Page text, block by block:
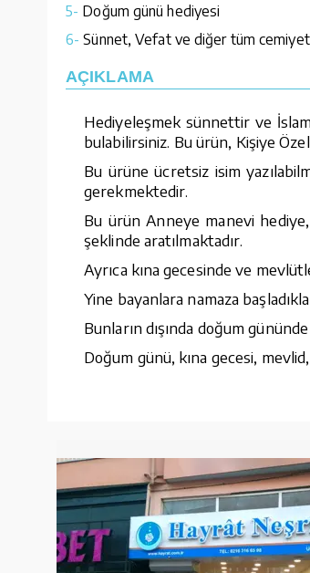
5- Doğum günü hediyesi
6- Sünnet, Vefat ve diğer tüm
AÇIKLAMA
Hediyeleşmek sünnettir ve
bulabilirsiniz. Bu ürün, Kişiye
Bu ürüne ücretsiz isim
gerekmektedir.
Bu ürün Anneye manevi
şeklinde aratılmaktadır.
Ayrıca kına gecesinde ve
Yine bayanlara namaza
Bunların dışında doğum
Doğum günü, kına gecesi,